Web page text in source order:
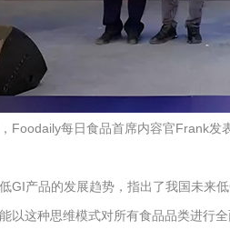
Foodaily每日食品首席内容官Frank
GI产品的发展趋势，指出了我国未来
以这种思维模式对所有食品品类进行